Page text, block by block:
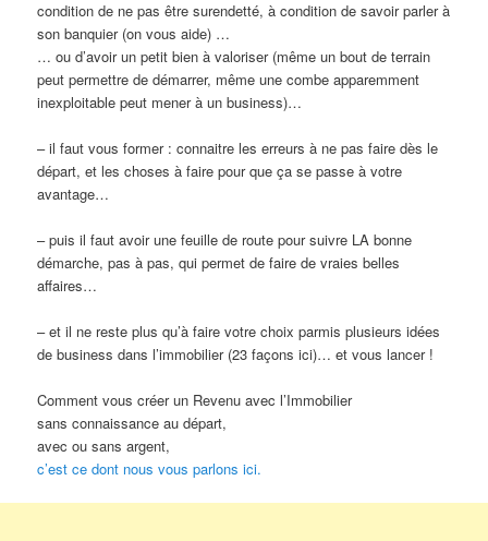
condition de ne pas être surendetté, à condition de savoir parler à
son banquier (on vous aide) …
… ou d’avoir un petit bien à valoriser (même un bout de terrain
peut permettre de démarrer, même une combe apparemment
inexploitable peut mener à un business)…
– il faut vous former : connaitre les erreurs à ne pas faire dès le
départ, et les choses à faire pour que ça se passe à votre
avantage…
– puis il faut avoir une feuille de route pour suivre LA bonne
démarche, pas à pas, qui permet de faire de vraies belles
affaires…
– et il ne reste plus qu’à faire votre choix parmis plusieurs idées
de business dans l’immobilier (23 façons ici)… et vous lancer !
Comment vous créer un Revenu avec l’Immobilier
sans connaissance au départ,
avec ou sans argent,
c’est ce dont nous vous parlons ici.